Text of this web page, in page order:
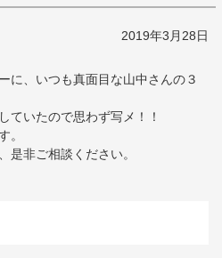
2019年3月28日
に、いつも真面目な山中さんの３
ていたので思わず写メ！！
。
是非ご相談ください。